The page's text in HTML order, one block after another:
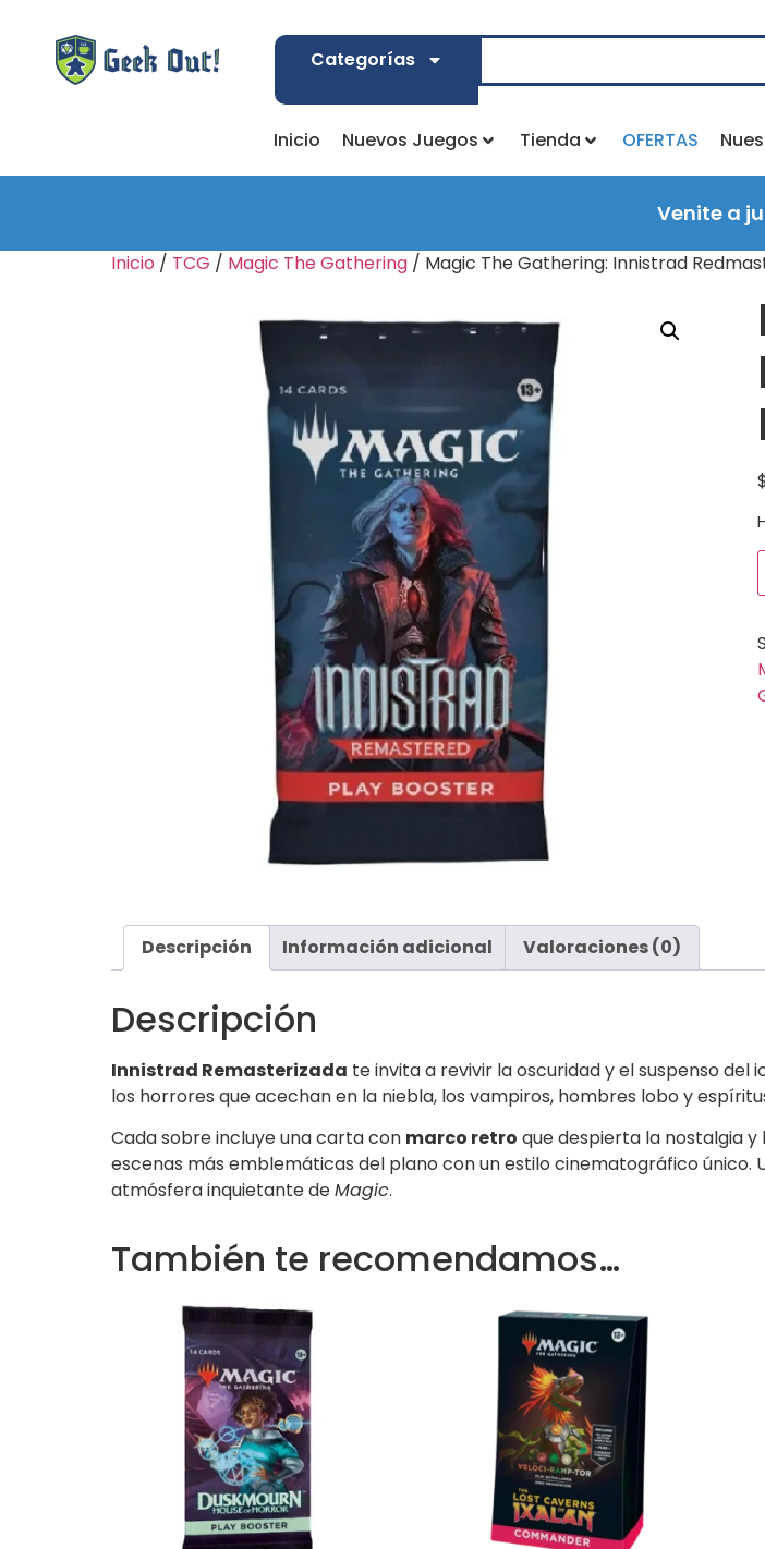
Categorías
Inicio Nuevos Juegos Tienda OFERTAS
Venite a
Inicio / TCG / Magic The Gathering / Magic The Gathering: Innistrad
$
Descripción Información adicional Valoraciones (0)
Descripción
Innistrad Remasterizada te invita a revivir la oscuridad y el suspenso
los horrores que acechan en la niebla, los vampiros, hombres lobo y
Cada sobre incluye una carta con marco retro que despierta la nostalgia y
escenas más emblemáticas del plano con un estilo cinematográfico
atmósfera inquietante deMagic.
También te recomendamos…